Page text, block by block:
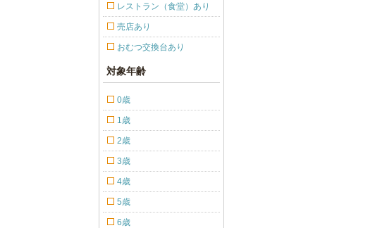
レストラン（食堂）あり
売店あり
おむつ交換台あり
対象年齢
0歳
1歳
2歳
3歳
4歳
5歳
6歳